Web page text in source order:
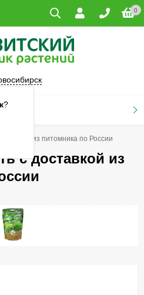
0
?
из питомника по России
с доставкой из